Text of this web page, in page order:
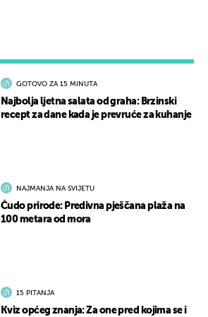
GOTOVO ZA 15 MINUTA
Najbolja ljetna salata od graha: Brzinski
recept za dane kada je prevruće za kuhanje
NAJMANJA NA SVIJETU
Čudo prirode: Predivna pješčana plaža na
100 metara od mora
15 PITANJA
Kviz općeg znanja: Za one pred kojima se i